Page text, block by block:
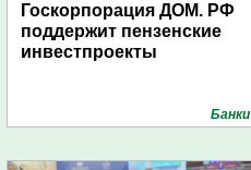
Госкорпорация ДОМ. РФ
поддержит пензенские
инвестпроекты
Банки